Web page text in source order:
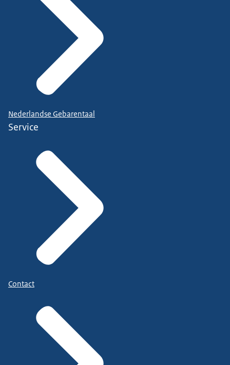
Nederlandse Gebarentaal
Service
Contact